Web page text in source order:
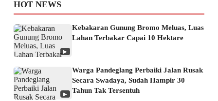
HOT NEWS
▶
Kebakaran Gunung Bromo Meluas, Luas
Lahan Terbakar Capai 10 Hektare
▶
Warga Pandeglang Perbaiki Jalan Rusak
Secara Swadaya, Sudah Hampir 30
Tahun Tak Tersentuh